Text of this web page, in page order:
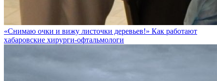
«Снимаю очки и вижу листочки деревьев!» Как работают
хабаровские хирурги-офтальмологи